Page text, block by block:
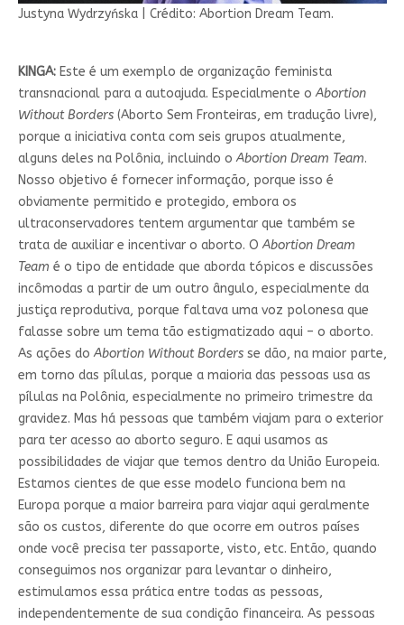
Justyna Wydrzyńska | Crédito: Abortion Dream Team.
KINGA:Este é um exemplo de organização feminista
transnacional para a autoajuda. Especialmente oAbortion
Without Borders (Aborto Sem Fronteiras, em tradução livre),
porque a iniciativa conta com seis grupos atualmente,
alguns deles na Polônia, incluindo oAbortion Dream Team.
Nosso objetivo é fornecer informação, porque isso é
obviamente permitido e protegido, embora os
ultraconservadores tentem argumentar que também se
trata de auxiliar e incentivar o aborto. OAbortion Dream
Team é o tipo de entidade que aborda tópicos e discussões
incômodas a partir de um outro ângulo, especialmente da
justiça reprodutiva, porque faltava uma voz polonesa que
falasse sobre um tema tão estigmatizado aqui – o aborto.
As ações doAbortion Without Borders se dão, na maior parte,
em torno das pílulas, porque a maioria das pessoas usa as
pílulas na Polônia, especialmente no primeiro trimestre da
gravidez. Mas há pessoas que também viajam para o exterior
para ter acesso ao aborto seguro. E aqui usamos as
possibilidades de viajar que temos dentro da União Europeia.
Estamos cientes de que esse modelo funciona bem na
Europa porque a maior barreira para viajar aqui geralmente
são os custos, diferente do que ocorre em outros países
onde você precisa ter passaporte, visto, etc. Então, quando
conseguimos nos organizar para levantar o dinheiro,
estimulamos essa prática entre todas as pessoas,
independentemente de sua condição financeira. As pessoas